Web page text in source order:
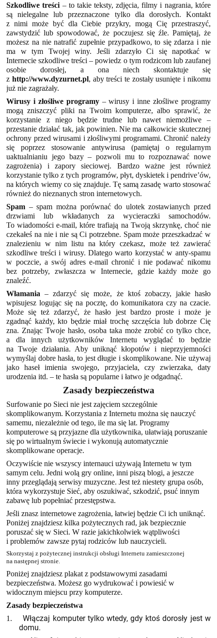
Szkodliwe treści – to takie teksty, zdjęcia, filmy i nagrania, które
są nielegalne lub przeznaczone tylko dla dorosłych. Kontakt
z nimi może być dla Ciebie przykry, mogą Cię przestraszyć,
zawstydzić lub spowodować, że poczujesz się źle. Pamiętaj, że
możesz na nie natrafić zupełnie przypadkowo, to się zdarza i nie
ma w tym Twojej winy. Jeśli zdarzyło Ci się napotkać w
Internecie szkodliwe treści – powiedz o tym rodzicom lub zaufanej
osobie dorosłej, a ona niech skontaktuje się
z http://www.dyzurnet.pl, aby treści te zostały usunięte i nikomu
już nie zagrażały.
Wirusy i złośliwe programy– wirusy i inne złośliwe programy
mogą zniszczyć pliki na Twoim komputerze, albo sprawić, że
korzystanie z niego będzie trudne lub nawet niemożliwe –
przestanie działać tak, jak powinien. Nie ma całkowicie skutecznej
ochrony przed wirusami i złośliwymi programami. Chronić należy
się poprzez stosowanie antywirusa (pamiętaj o regularnym
uaktualnianiu jego bazy – pozwoli mu to rozpoznawać nowe
zagrożenia) i zapory sieciowej. Bardzo ważne jest również
korzystanie tylko z tych programów, płyt, dyskietek i pendrive’ów,
na których wiemy co się znajduje. Tę samą zasadę warto stosować
również do nieznanych stron internetowych.
Spam – spam można porównać do ulotek zostawianych przed
drzwiami lub wkładanych za wycieraczki samochodów.
To wiadomości e-mail, które trafiają na Twoją skrzynkę, choć nie
czekałeś na nie i nie są Ci potrzebne. Spam może przeszkadzać w
znalezieniu w nim listu na który czekasz, może też zawierać
szkodliwe treści i wirusy. Dlatego warto korzystać w anty-spamu
w poczcie, a swój adres e-mail chronić i nie podawać nikomu
bez potrzeby, zwłaszcza w Internecie, gdzie każdy może go
znaleźć.
Włamania – zdarzyć się może, że ktoś zobaczy, jakie hasło
wpisujesz logując się na pocztę, do komunikatora czy na czacie.
Może się też zdarzyć, że hasło jest bardzo proste i może je
zgadnąć każdy, kto będzie miał trochę szczęścia lub dobrze Cię
zna. Znając Twoje hasło, osoba taka może zrobić co tylko chce,
a dla innych użytkowników Internetu wyglądać to będzie
na Twoje działania. Aby uniknąć kłopotów i nieprzyjemności
wymyślaj dobre hasła, to jest długie i skomplikowane. Nie używaj
jako haseł imienia swojego, przyjaciela, czy zwierzaka, daty
urodzenia itd. – te hasła są popularne i łatwo je odgadnąć.
Zasady bezpieczeństwa
Surfowanie po Sieci nie jest zajęciem szczególnie
skomplikowanym. Korzystania z Internetu można się nauczyć
samemu, niezależnie od tego, ile ma się lat. Programy
komputerowe są przyjazne dla użytkownika, ułatwiają poruszanie
się po wirtualnym świecie i wykonują automatycznie
skomplikowane operacje.
Oczywiście nie wszyscy internauci używają Internetu w tym
samym celu. Jedni wolą gry online, inni piszą blogi, a jeszcze
inny przeglądają serwisy muzyczne. Jest też niestety grupa osób,
która wykorzystuje Sieć, aby oszukiwać, szkodzić, psuć innym
zabawę lub popełniać przestępstwa.
Jeśli znasz internetowe zagrożenia, łatwiej będzie Ci ich uniknąć.
Poniżej znajdziesz kilka pożytecznych rad, jak bezpiecznie
poruszać się w Sieci. W razie jakichkolwiek wątpliwości
i problemów zawsze pytaj rodziców lub nauczycieli.
Skorzystaj z pożytecznej instrukcji obsługi Internetu zamieszczonej
na następnej stronie.
Poniżej znajdziesz plakat z podstawowymi zasadami
bezpieczeństwa. Możesz go wydrukować i powiesić w
widocznym miejscu przy komputerze.
Zasady bezpieczeństwa
1.
Włączaj komputer tylko wtedy, gdy ktoś dorosły jest w
domu.